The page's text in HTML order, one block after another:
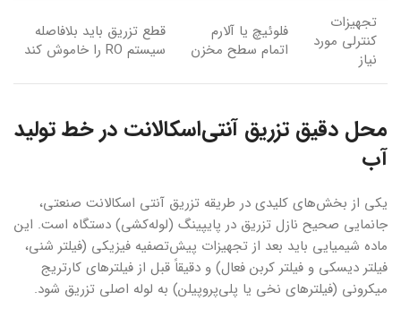
تجهیزات
کنترلی مورد
نیاز
فلوئیچ یا آلارم
اتمام سطح مخزن
قطع تزریق باید بلافاصله
سیستم RO را خاموش کند
محل دقیق تزریق آنتی‌اسکالانت در خط تولید
آب
یکی از بخش‌های کلیدی در طریقه تزریق آنتی اسکالانت صنعتی،
جانمایی صحیح نازل تزریق در پایپینگ (لوله‌کشی) دستگاه است. این
ماده شیمیایی باید بعد از تجهیزات پیش‌تصفیه فیزیکی (فیلتر شنی،
فیلتر دیسکی و فیلتر کربن فعال) و دقیقاً قبل از فیلترهای کارتریج
میکرونی (فیلترهای نخی یا پلی‌پروپیلن) به لوله اصلی تزریق شود.